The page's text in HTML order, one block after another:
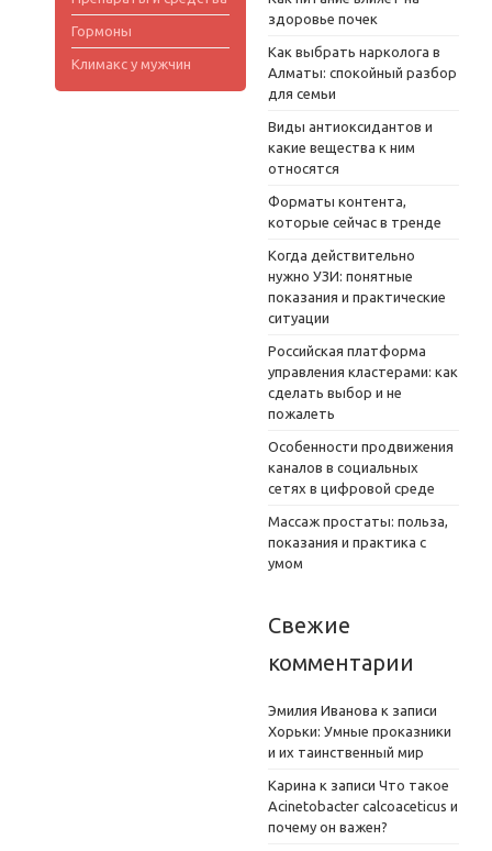
Гормоны
Климакс у мужчин
здоровье почек
Как выбрать нарколога в
Алматы: спокойный разбор
для семьи
Виды антиоксидантов и
какие вещества к ним
относятся
Форматы контента,
которые сейчас в тренде
Когда действительно
нужно УЗИ: понятные
показания и практические
ситуации
Российская платформа
управления кластерами: как
сделать выбор и не
пожалеть
Особенности продвижения
каналов в социальных
сетях в цифровой среде
Массаж простаты: польза,
показания и практика с
умом
Свежие
комментарии
Эмилия Иванова к записи
Хорьки: Умные проказники
и их таинственный мир
Карина к записи Что такое
Acinetobacter calcoaceticus и
почему он важен?